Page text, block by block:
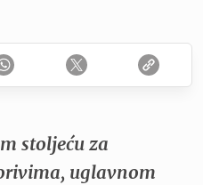
stoljeću za
uglavnom